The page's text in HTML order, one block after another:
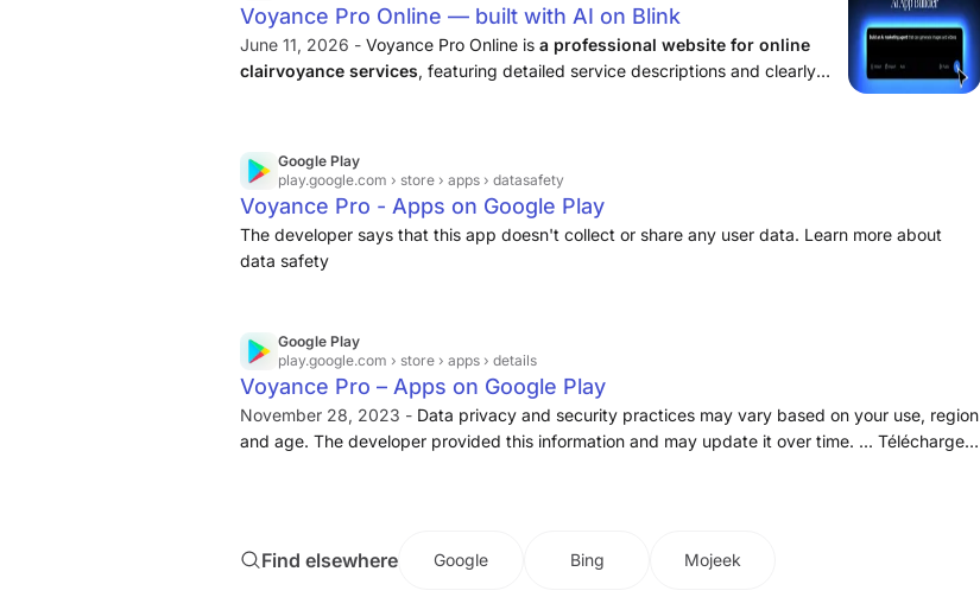
Voyance Pro Online — built with AI on Blink
June 11, 2026 - Voyance Pro Online is a professional website for online
clairvoyance services, featuring detailed service descriptions and clearly
Google Play
play.google.com › store › apps › datasafety
Voyance Pro - Apps on Google Play
The developer says that this app doesn't collect or share any user data. Learn more about
data safety
Google Play
play.google.com › store › apps › details
Voyance Pro – Apps on Google Play
November 28, 2023 - Data privacy and security practices may vary based on your use, region
and age. The developer provided this information and may update it over time. ... Télécharge
Find elsewhere Google Bing Mojeek